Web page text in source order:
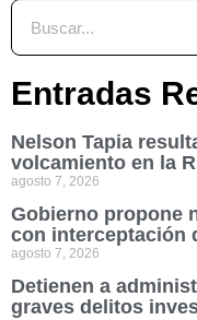
Entradas
Nelson Tapia
volcamiento en la
agosto 7, 2026
Gobierno propone
con interceptación
agosto 7, 2026
Detienen a
graves delitos